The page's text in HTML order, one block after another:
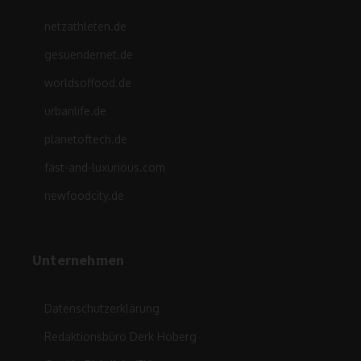
netzathleten.de
gesuendernet.de
worldsoffood.de
urbanlife.de
planetoftech.de
fast-and-luxurious.com
newfoodcity.de
Unternehmen
Datenschutzerklärung
Redaktionsbüro Derk Hoberg